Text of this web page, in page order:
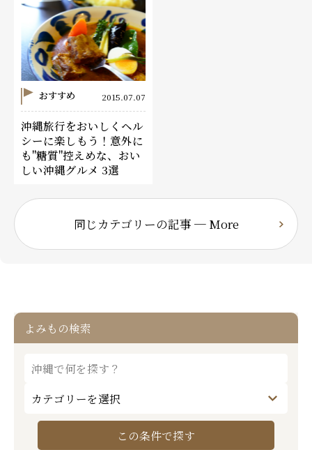
おすすめ 2015.07.07
沖縄旅行をおいしくヘル
シーに楽しもう！意外に
も"糖質"控えめな、おい
しい沖縄グルメ 3選
同じカテゴリーの記事 ─ More
よみもの検索